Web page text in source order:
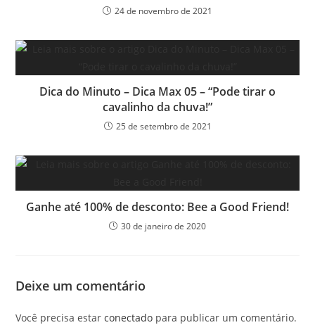
24 de novembro de 2021
Dica do Minuto – Dica Max 05 – “Pode tirar o
cavalinho da chuva!”
25 de setembro de 2021
Ganhe até 100% de desconto: Bee a Good Friend!
30 de janeiro de 2020
Deixe um comentário
Você precisa estarconectado para publicar um comentário.